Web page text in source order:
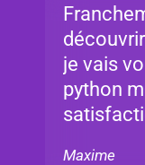
je vais
python
Maxime